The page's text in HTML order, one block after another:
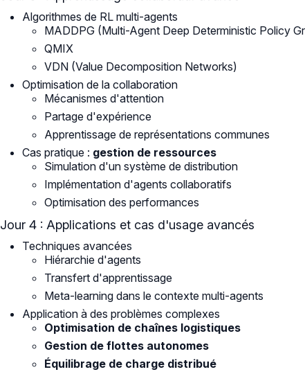
Algorithmes de RL multi-agents
MADDPG (Multi-Agent Deep Deterministic Policy
QMIX
VDN (Value Decomposition Networks)
Optimisation de la collaboration
Mécanismes d'attention
Partage d'expérience
Apprentissage de représentations communes
Cas pratique : gestion de ressources
Simulation d'un système de distribution
Implémentation d'agents collaboratifs
Optimisation des performances
Jour 4 : Applications et cas d'usage avancés
Techniques avancées
Hiérarchie d'agents
Transfert d'apprentissage
Meta-learning dans le contexte multi-agents
Application à des problèmes complexes
Optimisation de chaînes logistiques
Gestion de flottes autonomes
Équilibrage de charge distribué